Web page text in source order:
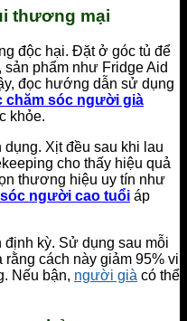
thương mại
độc hại. Đặt ở góc tủ để
sản phẩm như Fridge Aid
đọc hướng dẫn sử dụng
chăm sóc người già
khỏe.
Xịt đều sau khi lau
cho thấy hiệu quả
thương hiệu uy tín như
người cao tuổi áp
kỳ. Sử dụng sau mỗi
rằng cách này giảm 95% vi
Nếu bận, người già có thể